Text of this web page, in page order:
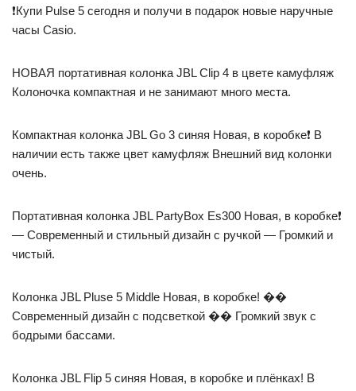
❗Купи Pulse 5 сегодня и получи в подарок новые наручные
часы Casio.
НОВАЯ портативная колонка JBL Clip 4 в цвете камуфляж
Колоночка компактная и не занимают много места.
Компактная колонка JBL Go 3 синяя Новая, в коробке❗ В
наличии есть также цвет камуфляж Внешний вид колонки
очень.
Портативная колонка JBL PartyBox Es300 Новая, в коробке❗
— Современный и стильный дизайн с ручкой — Громкий и
чистый.
Колонка JBL Pluse 5 Middle Новая, в коробке! ��
Современный дизайн с подсветкой �� Громкий звук с
бодрыми бассами.
Колонка JBL Flip 5 синяя Новая, в коробке и плёнках! В